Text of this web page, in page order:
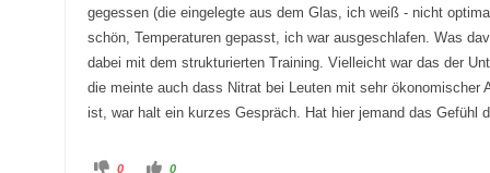
gegessen (die eingelegte aus dem Glas, ich weiß - nicht
schön, Temperaturen gepasst, ich war ausgeschlafen. Was
dabei mit dem strukturierten Training. Vielleicht war das der
die meinte auch dass Nitrat bei Leuten mit sehr
ist, war halt ein kurzes Gespräch. Hat hier jemand das Gefühl
A 0
A 0